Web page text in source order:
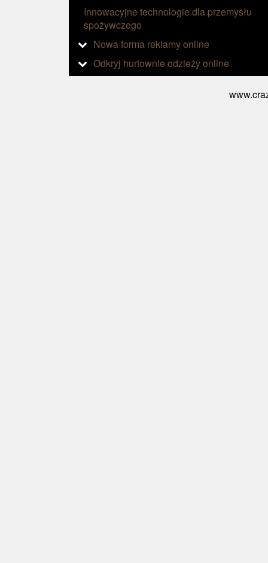
Innowacyjne technologie dla przemysłu
spożywczego
Nowa forma reklamy online
Odkryj hurtownie odzieży online